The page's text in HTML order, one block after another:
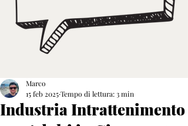
Industria Intrattenimento
Marco
15 feb 2025Tempo di lettura: 3 min